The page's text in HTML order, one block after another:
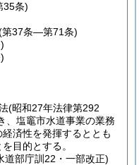
条)
第37条―第71条)
(昭和27年法律第292
、塩竈市水道事業の業務
済性を発揮するととも
目的とする。
道部庁訓22・一部改正)